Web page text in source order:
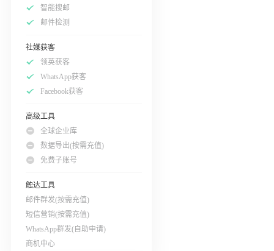
智能搜邮
邮件检测
社媒获客
领英获客
WhatsApp获客
Facebook获客
高级工具
全球企业库
数据导出(按需充值)
免费子账号
触达工具
邮件群发(按需充值)
短信营销(按需充值)
WhatsApp群发(自助申请)
商机中心